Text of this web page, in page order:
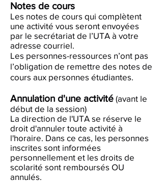
Notes de cours
Les notes de cours qui complètent
une activité vous seront envoyées
par le secrétariat de l’UTA à votre
adresse courriel.
Les personnes-ressources n’ont pas
l’obligation de remettre des notes de
cours aux personnes étudiantes.
Annulation d'une activité (avant le
début de la session)
La direction de l'UTA se réserve le
droit d'annuler toute activité à
l'horaire. Dans ce cas, les personnes
inscrites sont informées
personnellement et les droits de
scolarité sont remboursés OU
annulés.